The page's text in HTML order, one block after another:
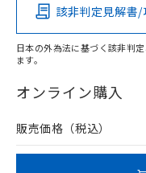
O
在庫等で未対応品が
問い合わせください。
該非判定見解書/
日本の外為法に基づく該非判
ます。
オンライン購入
販売価格（税込）